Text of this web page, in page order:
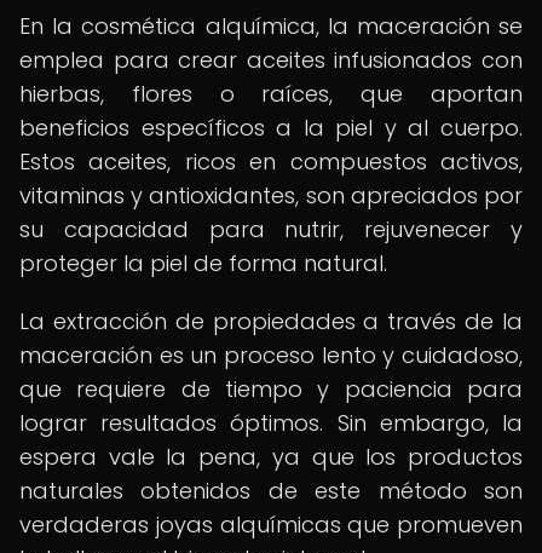
En la cosmética alquímica, la maceración se
emplea para crear aceites infusionados con
hierbas, flores o raíces, que aportan
beneficios específicos a la piel y al cuerpo.
Estos aceites, ricos en compuestos activos,
vitaminas y antioxidantes, son apreciados por
su capacidad para nutrir, rejuvenecer y
proteger la piel de forma natural.
La extracción de propiedades a través de la
maceración es un proceso lento y cuidadoso,
que requiere de tiempo y paciencia para
lograr resultados óptimos. Sin embargo, la
espera vale la pena, ya que los productos
naturales obtenidos de este método son
verdaderas joyas alquímicas que promueven